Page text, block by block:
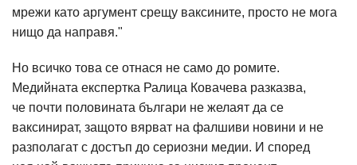
мрежи като аргумент срещу ваксините, просто не мога
нищо да направя."
Но всичко това се отнася не само до ромите.
Медийната експертка Ралица Ковачева разказва,
че почти половината българи не желаят да се
ваксинират, защото вярват на фалшиви новини и не
разполагат с достъп до сериозни медии. И според